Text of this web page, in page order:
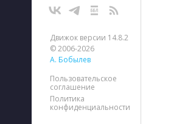
Движок версии 14.8.2
© 2006-2026
А. Бобылев
Пользовательское
соглашение
Политика
конфиденциальности